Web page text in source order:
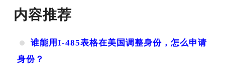
内容推荐
谁能用I-485表格在美国调整身份，怎么申请
身份？